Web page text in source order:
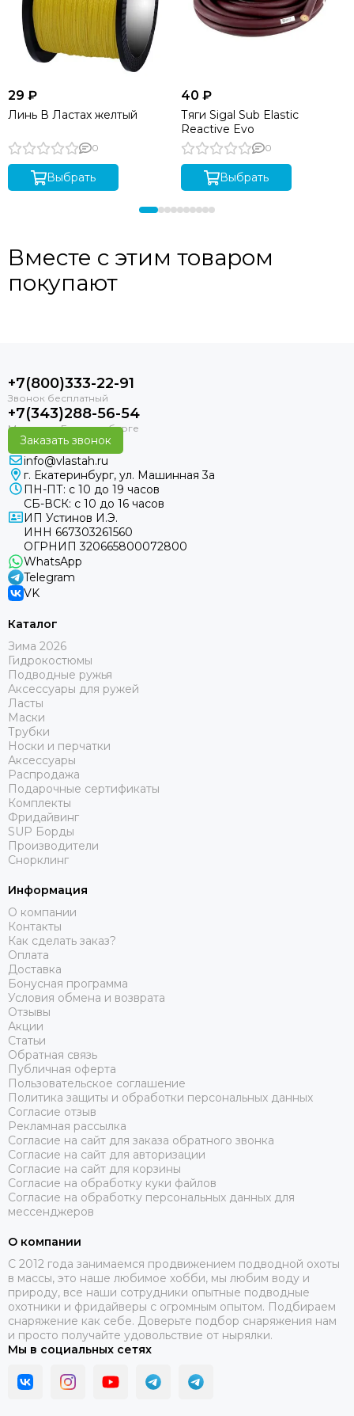
29 ₽
Линь В Ластах желтый
0
Выбрать
40 ₽
Тяги Sigal Sub Elastic
Reactive Evo
0
Выбрать
Вместе с этим товаром
покупают
+7(800)333-22-91
+7(343)288-56-54
Заказать звонок
info@vlastah.ru
г. Екатеринбург, ул. Машинная 3а
ПН-ПТ: с 10 до 19 часов
СБ-ВСК: с 10 до 16 часов
ИП Устинов И.Э.
ИНН 667303261560
ОГРНИП 320665800072800
WhatsApp
Telegram
VK
Каталог
Зима 2026
Гидрокостюмы
Подводные ружья
Аксессуары для ружей
Ласты
Маски
Трубки
Носки и перчатки
Аксессуары
Распродажа
Подарочные сертификаты
Комплекты
Фридайвинг
SUP Борды
Производители
Снорклинг
Информация
О компании
Контакты
Как сделать заказ?
Оплата
Доставка
Бонусная программа
Условия обмена и возврата
Отзывы
Акции
Статьи
Обратная связь
Публичная оферта
Пользовательское соглашение
Политика защиты и обработки персональных данных
Согласие отзыв
Рекламная рассылка
Согласие на сайт для заказа обратного звонка
Согласие на сайт для авторизации
Согласие на сайт для корзины
Согласие на обработку куки файлов
Согласие на обработку персональных данных для
мессенджеров
О компании
C 2012 года занимаемся продвижением подводной охоты
в массы, это наше любимое хобби, мы любим воду и
природу, все наши сотрудники опытные подводные
охотники и фридайверы с огромным опытом. Подбираем
снаряжение как себе. Доверьте подбор снаряжения нам
и просто получайте удовольствие от нырялки.
Мы в социальных сетях